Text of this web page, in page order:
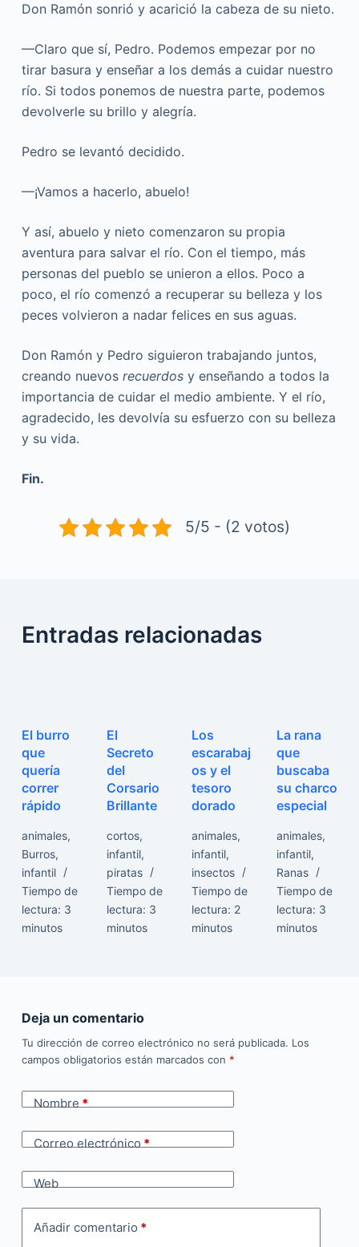
Don Ramón sonrió y acarició la cabeza de su nieto.
—Claro que sí, Pedro. Podemos empezar por no
tirar basura y enseñar a los demás a cuidar nuestro
río. Si todos ponemos de nuestra parte, podemos
devolverle su brillo y alegría.
Pedro se levantó decidido.
—¡Vamos a hacerlo, abuelo!
Y así, abuelo y nieto comenzaron su propia
aventura para salvar el río. Con el tiempo, más
personas del pueblo se unieron a ellos. Poco a
poco, el río comenzó a recuperar su belleza y los
peces volvieron a nadar felices en sus aguas.
Don Ramón y Pedro siguieron trabajando juntos,
creando nuevos recuerdosy enseñando a todos la
importancia de cuidar el medio ambiente. Y el río,
agradecido, les devolvía su esfuerzo con su belleza
y su vida.
Fin.
5/5 - (2 votos)
Entradas relacionadas
El burro
que
quería
correr
rápido
animales,
Burros,
infantil
Tiempo de
lectura: 3
minutos
El
Secreto
del
Corsario
Brillante
cortos,
infantil,
piratas
Tiempo de
lectura: 3
minutos
Los
escarabaj
os y el
tesoro
dorado
animales,
infantil,
insectos
Tiempo de
lectura: 2
minutos
La rana
que
buscaba
su charco
especial
animales,
infantil,
Ranas
Tiempo de
lectura: 3
minutos
Deja un comentario
Tu dirección de correo electrónico no será publicada. Los
campos obligatorios están marcados con *
Nombre*
Correo electrónico*
Web
Añadir comentario *